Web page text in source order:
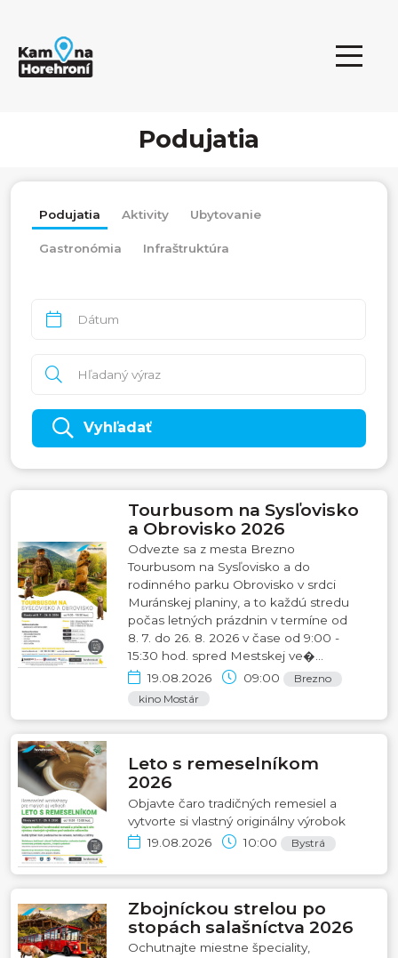
Podujatia
Podujatia Aktivity Ubytovanie
Gastronómia Infraštruktúra
Vyhľadať
Tourbusom na Sysľovisko
a Obrovisko 2026
Odvezte sa z mesta Brezno
Tourbusom na Sysľovisko a do
rodinného parku Obrovisko v srdci
Muránskej planiny, a to každú stredu
počas letných prázdnin v termíne od
8. 7. do 26. 8. 2026 v čase od 9:00 -
15:30 hod. spred Mestskej ve�...
19.08.2026
09:00
Brezno
kino Mostár
Leto s remeselníkom
2026
Objavte čaro tradičných remesiel a
vytvorte si vlastný originálny výrobok
19.08.2026
10:00 Bystrá
Zbojníckou strelou po
stopách salašníctva 2026
Ochutnajte miestne špeciality,